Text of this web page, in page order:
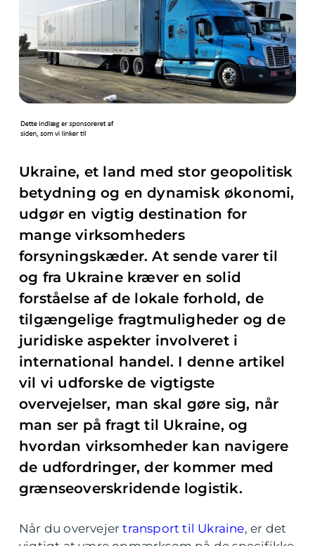
Ukraine, et land med stor geopolitisk
betydning og en dynamisk økonomi,
udgør en vigtig destination for
mange virksomheders
forsyningskæder. At sende varer til
og fra Ukraine kræver en solid
forståelse af de lokale forhold, de
tilgængelige fragtmuligheder og de
juridiske aspekter involveret i
international handel. I denne artikel
vil vi udforske de vigtigste
overvejelser, man skal gøre sig, når
man ser på fragt til Ukraine, og
hvordan virksomheder kan navigere
de udfordringer, der kommer med
grænseoverskridende logistik.
Når du overvejertransport til Ukraine, er det